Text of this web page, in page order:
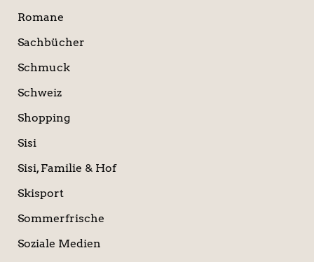
Romane
Sachbücher
Schmuck
Schweiz
Shopping
Sisi
Sisi, Familie & Hof
Skisport
Sommerfrische
Soziale Medien